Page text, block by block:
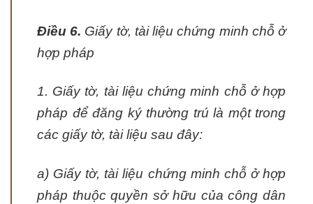
Điều 6. Giấy tờ, tài liệu chứng minh chỗ ở
hợp pháp
1. Giấy tờ, tài liệu chứng minh chỗ ở hợp
pháp để đăng ký thường trú là một trong
các giấy tờ, tài liệu sau đây:
a) Giấy tờ, tài liệu chứng minh chỗ ở hợp
pháp thuộc quyền sở hữu của công dân